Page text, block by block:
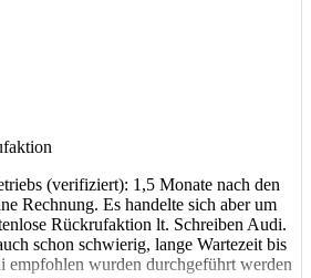
(verifiziert): 1,5 Monate nach den
Rechnung. Es handelte sich aber um
Rückrufaktion lt. Schreiben Audi.
schon schwierig, lange Wartezeit bis
empfohlen wurden durchgeführt werden